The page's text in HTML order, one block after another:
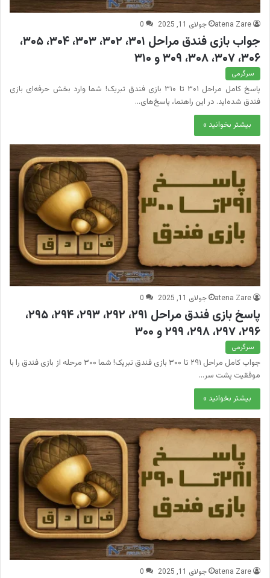
atena Zare جولای 11, 2025 0
جواب بازی فندق مراحل ۳۰۱، ۳۰۲، ۳۰۳، ۳۰۴، ۳۰۵،
۳۰۶، ۳۰۷، ۳۰۸، ۳۰۹ و ۳۱۰
سرگرمی
پاسخ کامل مراحل ۳۰۱ تا ۳۱۰ بازی فندق تبریک! شما وارد بخش حرفه‌ای بازی
فندق شده‌اید. در این راهنما، پاسخ‌های…
بیشتر بخوانید »
atena Zare جولای 11, 2025 0
پاسخ بازی فندق مراحل ۲۹۱، ۲۹۲، ۲۹۳، ۲۹۴، ۲۹۵،
۲۹۶، ۲۹۷، ۲۹۸، ۲۹۹ و ۳۰۰
سرگرمی
جواب کامل مراحل ۲۹۱ تا ۳۰۰ بازی فندق تبریک! شما ۳۰۰ مرحله از بازی فندق را با
موفقیت پشت سر…
بیشتر بخوانید »
atena Zare جولای 11, 2025 0